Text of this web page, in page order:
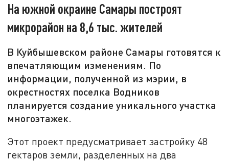
На южной окраине Самары построят
микрорайон на 8,6 тыс. жителей
В Куйбышевском районе Самары готовятся к
впечатляющим изменениям. По
информации, полученной из мэрии, в
окрестностях поселка Водников
планируется создание уникального участка
многоэтажек.
Этот проект предусматривает застройку 48
гектаров земли, разделенных на два